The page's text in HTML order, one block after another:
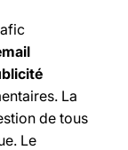
La
de tous
Le